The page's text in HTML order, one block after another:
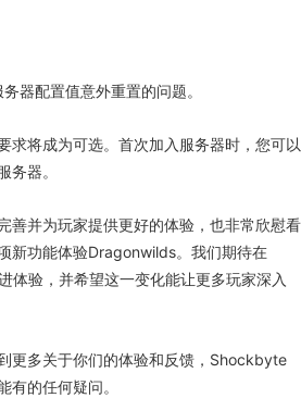
务器配置值意外重置的问题。
求将成为可选。首次加入服务器时，您可以
务器。
善并为玩家提供更好的体验，也非常欣慰看
新功能体验Dragonwilds。我们期待在
体验，并希望这一变化能让更多玩家深入
更多关于你们的体验和反馈，Shockbyte
有的任何疑问。